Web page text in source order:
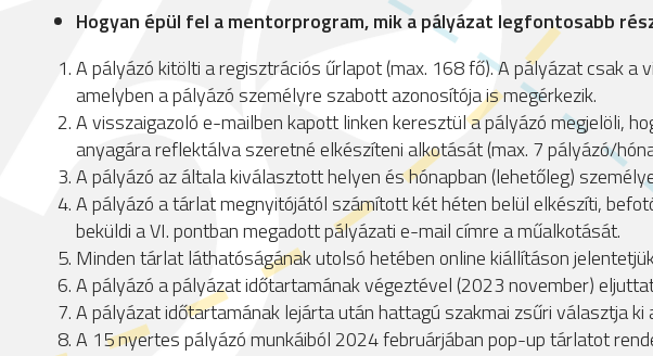
Hogyan épül fel a mentorprogram, mik a pályázat legfontosabb
A pályázó kitölti a regisztrációs űrlapot (max. 168 fő). A pályázat csak
amelyben a pályázó személyre szabott azonosítója is megérkezik.
A visszaigazoló e-mailben kapott linken keresztül a pályázó megjelöli,
anyagára reflektálva szeretné elkészíteni alkotását (max. 7 pályázó/
A pályázó az általa kiválasztott helyen és hónapban (lehetőleg)
A pályázó a tárlat megnyitójától számított két héten belül elkészíti,
beküldi a VI. pontban megadott pályázati e-mail címre a műalkotását.
Minden tárlat láthatóságának utolsó hetében online kiállításon
A pályázó a pályázat időtartamának végeztével (2023 november)
A pályázat időtartamának lejárta után hattagú szakmai zsűri választja
A 15 nyertes pályázó munkáiból 2024 februárjában pop-up tárlatot